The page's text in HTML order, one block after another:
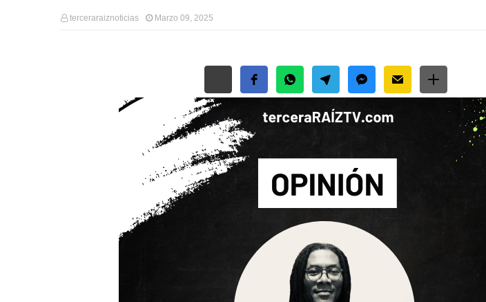
terceraraiznoticias Marzo 09, 2025
Widget by Elfsight